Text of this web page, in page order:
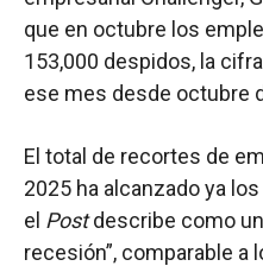
que en octubre los
153,000 despidos, la
ese mes desde octubre
El total de recortes de
2025 ha alcanzado ya
el Postdescribe como
recesión”, comparable